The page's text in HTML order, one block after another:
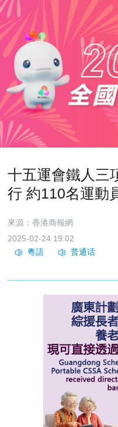
十五運會鐵人三
行 約110名運動
來源：香港商報網
2025-02-24 19:02